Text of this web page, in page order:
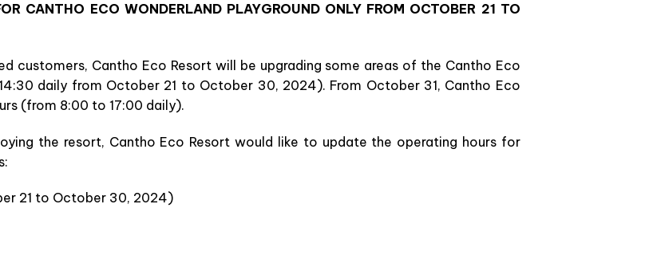
CANTHO ECO WONDERLAND PLAYGROUND ONLY FROM OCTOBER 21 TO
customers, Cantho Eco Resort will be upgrading some areas of the Cantho Eco
daily from October 21 to October 30, 2024). From October 31, Cantho Eco
(from 8:00 to 17:00 daily).
the resort, Cantho Eco Resort would like to update the operating hours for
21 to October 30, 2024)